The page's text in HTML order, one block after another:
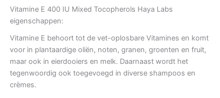
Vitamine E 400 IU Mixed Tocopherols Haya Labs
eigenschappen:
Vitamine E behoort tot de vet-oplosbare Vitamines en komt
voor in plantaardige oliën, noten, granen, groenten en fruit,
maar ook in eierdooiers en melk. Daarnaast wordt het
tegenwoordig ook toegevoegd in diverse shampoos en
crèmes.